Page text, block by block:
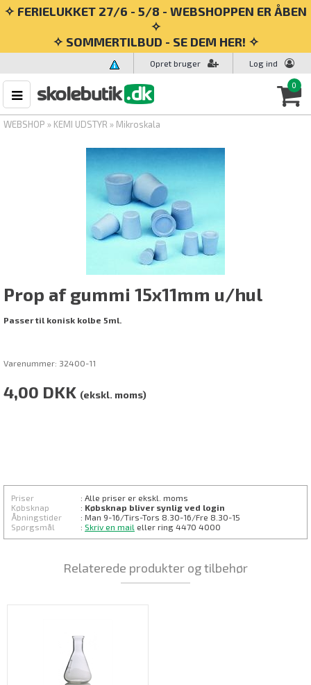
✧ FERIELUKKET 27/6 - 5/8 - WEBSHOPPEN ER ÅBEN
✧
✧ SOMMERTILBUD - SE DEM HER! ✧
Opret bruger Log ind
0
WEBSHOP » KEMI UDSTYR » Mikroskala
Prop af gummi 15x11mm u/hul
Passer til konisk kolbe 5ml.
Varenummer: 32400-11
4,00 DKK (ekskl. moms)
Priser
: Alle priser er ekskl. moms
Købsknap
: Købsknap bliver synlig ved login
Åbningstider
: Man 9-16/Tirs-Tors 8.30-16/Fre 8.30-15
Spørgsmål
: Skriv en mail eller ring 4470 4000
Relaterede produkter og tilbehør